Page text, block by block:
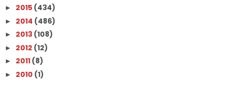
► 2015 (434)
► 2014 (486)
► 2013 (108)
► 2012 (12)
► 2011 (8)
► 2010 (1)